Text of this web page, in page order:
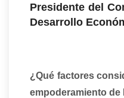
Presidente del
Desarrollo
¿Qué factores
empoderamiento de